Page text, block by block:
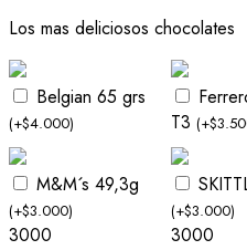
Los mas deliciosos chocolates
Belgian 65 grs
(+$4.000)
T3(+$
M&M´s 49,3g
(+$3.000)
3000
(+$3.000)
3000